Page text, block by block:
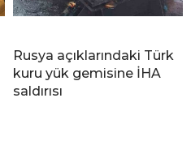
Rusya açıklarındaki Türk
kuru yük gemisine İHA
saldırısı